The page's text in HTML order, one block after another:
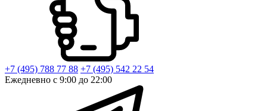
+7 (495) 788 77 88 +7 (495) 542 22 54
Ежедневно с 9:00 до 22:00